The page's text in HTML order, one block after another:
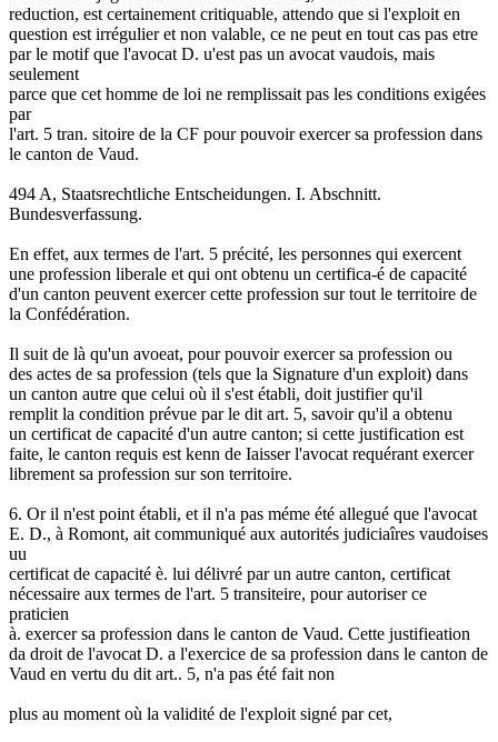
reduction, est certainement critiquable, attendo que si l'exploit en
question est irrégulier et non valable, ce ne peut en tout cas pas etre
par le motif que l'avocat D. u'est pas un avocat vaudois, mais
seulement
parce que cet homme de loi ne remplissait pas les conditions exigées
par
l'art. 5 tran. sitoire de la CF pour pouvoir exercer sa profession dans
le canton de Vaud.
494 A, Staatsrechtliche Entscheidungen. I. Abschnitt.
Bundesverfassung.
En effet, aux termes de l'art. 5 précité, les personnes qui exercent
une profession liberale et qui ont obtenu un certifica-é de capacité
d'un canton peuvent exercer cette profession sur tout le territoire de
la Confédération.
Il suit de là qu'un avoeat, pour pouvoir exercer sa profession ou
des actes de sa profession (tels que la Signature d'un exploit) dans
un canton autre que celui où il s'est établi, doit justifier qu'il
remplit la condition prévue par le dit art. 5, savoir qu'il a obtenu
un certificat de capacité d'un autre canton; si cette justification est
faite, le canton requis est kenn de Iaisser l'avocat requérant exercer
librement sa profession sur son territoire.
6. Or il n'est point établi, et il n'a pas méme été allegué que l'avocat
E. D., à Romont, ait communiqué aux autorités judiciaîres vaudoises
uu
certificat de capacité è. lui délivré par un autre canton, certificat
nécessaire aux termes de l'art. 5 transiteire, pour autoriser ce
praticien
à. exercer sa profession dans le canton de Vaud. Cette justifieation
da droit de l'avocat D. a l'exercice de sa profession dans le canton de
Vaud en vertu du dit art.. 5, n'a pas été fait non
plus au moment où la validité de l'exploit signé par cet,